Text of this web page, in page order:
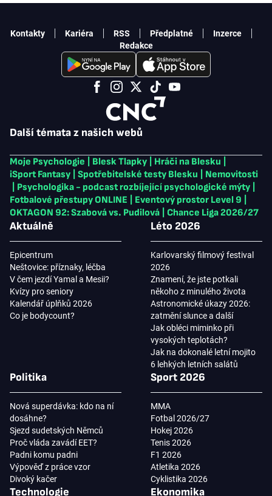
Další témata z našich webů
Moje Psychologie Blesk Tlapky Hráči na Blesku
iSport Fantasy
Spotřebitelské testy Blesku
Nemovitosti
Psychologika - podcast rozbíjející psychologické mýty
Fotbalové přestupy ONLINE
Eventový prostor Level 9
OKTAGON 92: Szabová vs. Pudilová
Chance Liga 2026/27
Aktuálně
Epicentrum
Neštovice: příznaky, léčba
V čem jezdí Yamal a Mesii?
Kvízy pro seniory
Kalendář úplňků 2026
Co je bodycount?
Léto 2026
Karlovarský filmový festival
2026
Znamení, že jste potkali
někoho z minulého života
Astronomické úkazy 2026:
zatmění slunce a další
Jak obléci miminko při
vysokých teplotách?
Jak na dokonalé letní mojito
6 lehkých letních salátů
Politika
Nová superdávka: kdo na ní
dosáhne?
Sjezd sudetských Němců
Proč vláda zavádí EET?
Padni komu padni
Výpověď z práce vzor
Divoký kačer
Sport 2026
MMA
Fotbal 2026/27
Hokej 2026
Tenis 2026
F1 2026
Atletika 2026
Cyklistika 2026
Technologie Ekonomika
Kontakty Kariéra RSS Předplatné
Inzerce
Redakce